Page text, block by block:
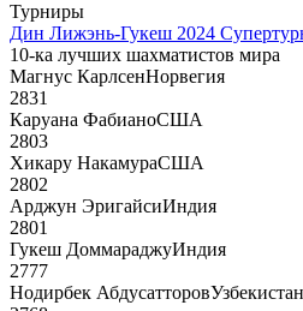
Турниры
Дин Лижэнь-Гукеш 2024
10-ка лучших шахматистов мира
Магнус КарлсенНорвегия
2831
Каруана ФабианоСША
2803
Хикару НакамураСША
2802
Арджун ЭригайсиИндия
2801
Гукеш ДоммараджуИндия
2777
Нодирбек АбдусатторовУзбекистан